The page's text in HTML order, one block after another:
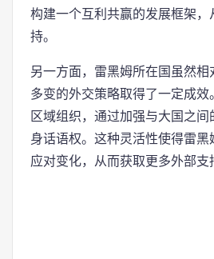
构建一个互利共赢的发展框架
持。
另一方面，雷黑姆所在国虽然
多变的外交策略取得了一定成
区域组织，通过加强与大国之
身话语权。这种灵活性使得雷
应对变化，从而获取更多外部支